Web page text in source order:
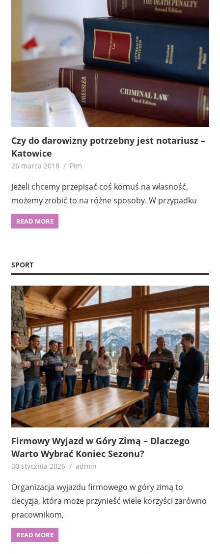
Czy do darowizny potrzebny jest notariusz –
Katowice
26 marca 2018 Pim
Jeżeli chcemy przepisać coś komuś na własność,
możemy zrobić to na różne sposoby. W przypadku
READ MORE
SPORT
Firmowy Wyjazd w Góry Zimą – Dlaczego
Warto Wybrać Koniec Sezonu?
30 stycznia 2026 admin
Organizacja wyjazdu firmowego w góry zimą to
decyzja, która może przynieść wiele korzyści zarówno
pracownikom,
READ MORE